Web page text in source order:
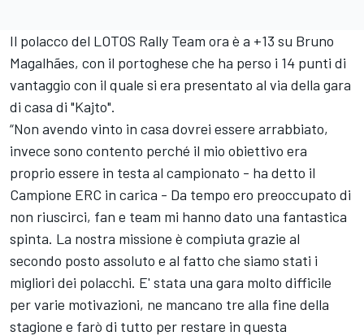
Il polacco del LOTOS Rally Team ora è a +13 su Bruno
Magalhães, con il portoghese che ha perso i 14 punti di
vantaggio con il quale si era presentato al via della gara
di casa di "Kajto".
“Non avendo vinto in casa dovrei essere arrabbiato,
invece sono contento perché il mio obiettivo era
proprio essere in testa al campionato - ha detto il
Campione ERC in carica - Da tempo ero preoccupato di
non riuscirci, fan e team mi hanno dato una fantastica
spinta. La nostra missione è compiuta grazie al
secondo posto assoluto e al fatto che siamo stati i
migliori dei polacchi. E' stata una gara molto difficile
per varie motivazioni, ne mancano tre alla fine della
stagione e farò di tutto per restare in questa